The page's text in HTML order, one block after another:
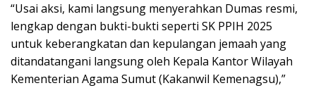
“Usai aksi, kami langsung menyerahkan Dumas resmi,
lengkap dengan bukti-bukti seperti SK PPIH 2025
untuk keberangkatan dan kepulangan jemaah yang
ditandatangani langsung oleh Kepala Kantor Wilayah
Kementerian Agama Sumut (Kakanwil Kemenagsu),”